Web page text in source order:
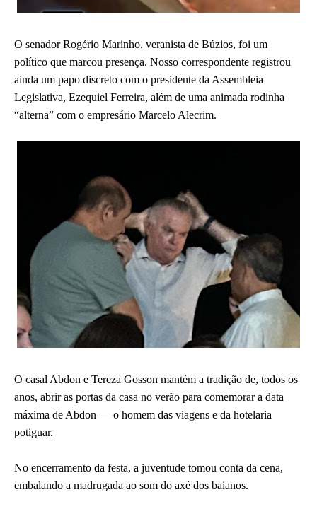
O senador Rogério Marinho, veranista de Búzios, foi um
político que marcou presença. Nosso correspondente registrou
ainda um papo discreto com o presidente da Assembleia
Legislativa, Ezequiel Ferreira, além de uma animada rodinha
“alterna” com o empresário Marcelo Alecrim.
O casal Abdon e Tereza Gosson mantém a tradição de, todos os
anos, abrir as portas da casa no verão para comemorar a data
máxima de Abdon — o homem das viagens e da hotelaria
potiguar.
No encerramento da festa, a juventude tomou conta da cena,
embalando a madrugada ao som do axé dos baianos.